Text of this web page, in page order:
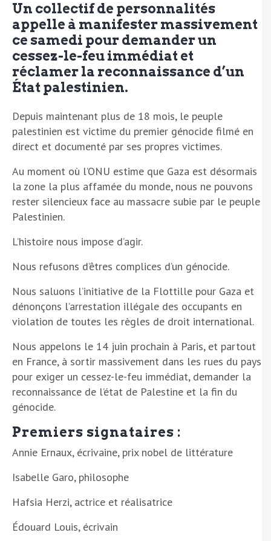
Un collectif de personnalités
appelle à manifester massivement
ce samedi pour demander un
cessez-le-feu immédiat et
réclamer la reconnaissance d’un
État palestinien.
Depuis maintenant plus de 18 mois, le peuple
palestinien est victime du premier génocide filmé en
direct et documenté par ses propres victimes.
Au moment où l’ONU estime que Gaza est désormais
la zone la plus affamée du monde, nous ne pouvons
rester silencieux face au massacre subie par le peuple
Palestinien.
L’histoire nous impose d’agir.
Nous refusons d’êtres complices d’un génocide.
Nous saluons l’initiative de la Flottille pour Gaza et
dénonçons l’arrestation illégale des occupants en
violation de toutes les règles de droit international.
Nous appelons le 14 juin prochain à Paris, et partout
en France, à sortir massivement dans les rues du pays
pour exiger un cessez-le-feu immédiat, demander la
reconnaissance de l’état de Palestine et la fin du
génocide.
Premiers signataires :
Annie Ernaux, écrivaine, prix nobel de littérature
Isabelle Garo, philosophe
Hafsia Herzi, actrice et réalisatrice
Édouard Louis, écrivain